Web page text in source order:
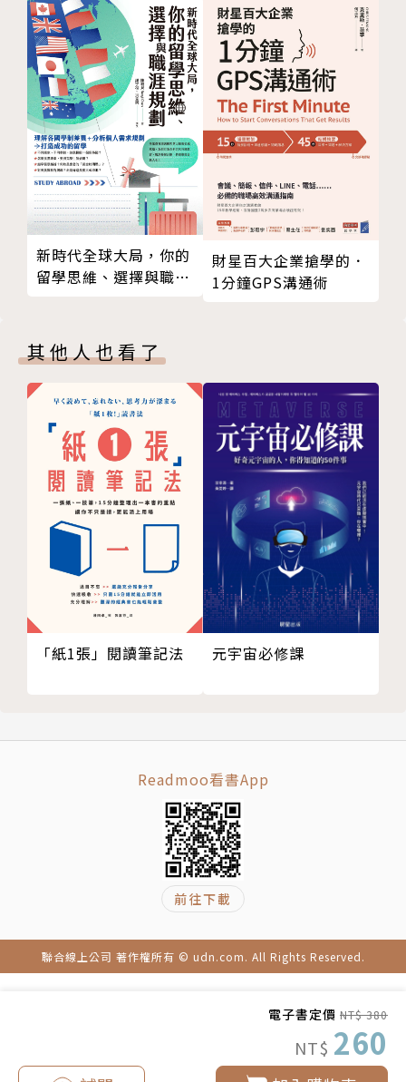
電子書定價 NT$ 380
NT$ 260
闆的立場，用同理心去感受、滿足老闆的需求。若是在
外商工作，不但要滿足老闆的需求，更不能忽略與同
事、屬下的團隊合作關係，甚至處處樹敵，那麼即使工
作績效再好，升遷機會可能還是輪不到你。
從企業主、經營者的角度，經營管理是個整體：從核心
價值、企業文化、策略、願景、產品、技術、組織架構
等，到規章制度、潛規則、行為舉止，彼此之間息息相
關，無法切分成模組，無法像MBA或EMBA課程那樣分
成一堂一堂的必修或選修。許多經營者和管理者常在思
考：「流程先或是組織先？孰輕孰重？」作者明確指
出，兩者都重要。流程就是「事」，組織就是「人」，
我。
成功的企業與個人，未必都能深刻察覺這些「人與事」
的道理，但不代表這些道理不存在、不重要。如果經營
者和工作者能明白這些道理，就能少走許多冤枉路，成
功的機會自然就更大。
作者簡介
程天縱
富士康前副總裁，長期在科技業擔任專業經理人，退休
後投身創客圈，成為替創業者指點迷津、找資源的創客
創業導師。
團子公司香港上市的富智康執行長。
2012年6月決定退休，2013年9月投入中國創客運動，
協助指導創客創業，並成立「Terry&Friends」創客微
信平台與臉書（Facebook）社群，除了線上交流，也
在各大城市舉辦創客創業分享會，吸引眾多創業者前來
程天縱的管理力》《創客創業導師程天縱的專業力》
《每個人都可以成功》四書。因其深厚專業與經歷，曾
接受《經理人月刊》《數位時代》《商業周刊》《今周
刊》、「關鍵評論網」等媒體採訪，文章則刊登於「吐
納商業評論」（Tuna Business Review）網站。
12 誰扼殺了企業的轉型和創新？
13 誰扼殺了企業的競爭力？
14 是誰讓企業迷失了方向、失去了目標？
15 為什麼企業離職率高？為什麼二代不想接班？
16 主動出擊、化守為攻，把裁員變成下一個機會
17 從職涯第一天到最後一天的自省：「我今天賺到自
己的薪水了沒？」
Part 3 績效考核與管理
18 績效考核之一：KPI，還是OKR？
19 績效考核之二：不需要被管理的人
20 績效考核之三：不需要被管理的人，仍需要自我管
理績效
強心劑（一）
22 績效考核之五：「職、權、責合一」是企業成長的
強心劑（二）
23 績效考核之六：「職、權、責合一程度」的提升與
量化評鑑
24 績效考核之七：如何設定部門的績效項目？
25 績效管理誤區之一：正確的目標，才能引領正確的
26 績效管理誤區之二：管理是數字、藝術或是邏輯？
27 績效管理誤區之三：年度業績目標數字是怎麼來
28 績效管理誤區之四：怎麼訂定有效的年度業績目
標？
30 談人事之一：成長與接班的策略步驟，是不一樣的
31 談人事之二：切忌讓企業組織成為「一罐蠕蟲」
32 談人事之三：東西方升遷因素中的「人」與「事」
33 談人事之四：流程先，還是組織先？
34 談人事之五：資金？業師？台灣的新創需要什麼？
後記 找到追求卓越的動機，在職場上成功
新時代全球大局，你的
留學思維、選擇與職涯
財星百大企業搶學的．
1分鐘GPS溝通術
其他人也看了
「紙1張」閱讀筆記法 元宇宙必修課
Readmoo看書App
前往下載
聯合線上公司 著作權所有 © udn.com. All Rights Reserved.